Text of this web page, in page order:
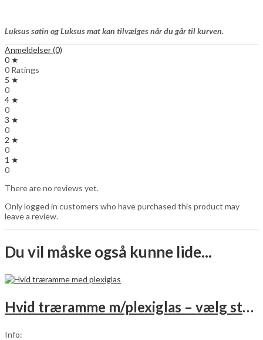
Luksus satin og Luksus mat kan tilvælges når du går til kurven.
Anmeldelser (0)
0 ★
0 Ratings
5 ★
0
4 ★
0
3 ★
0
2 ★
0
1 ★
0
There are no reviews yet.
Only logged in customers who have purchased this product may
leave a review.
Du vil måske også kunne lide...
Hvid træramme m/plexiglas – vælg størrelse
Info: